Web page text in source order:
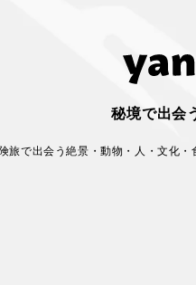
秘境で出会
旅で出会う絶景・動物・人・文化・